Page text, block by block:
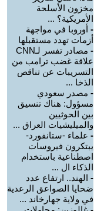
مخزون الأسلحة
الأمريكية؟ ...
- أوروبا في مواجهة
أزمات تهدد مستقبلها
-
مصادر تفسر لـCNN
علاقة غضب ترامب من
التسريبات عن تناقص
الذخا ...
- مصدر سعودي
مسؤول: هناك تنسيق
بين الحوثيين
والميليشيات العراق ...
- علماء -ستانفورد-
يبتكرون فيروسات
اصطناعية باستخدام
الذكاء ال ...
- الهند.. ارتفاع عدد
ضحايا الصواعق الرعدية
في ولاية جهارخاند ...